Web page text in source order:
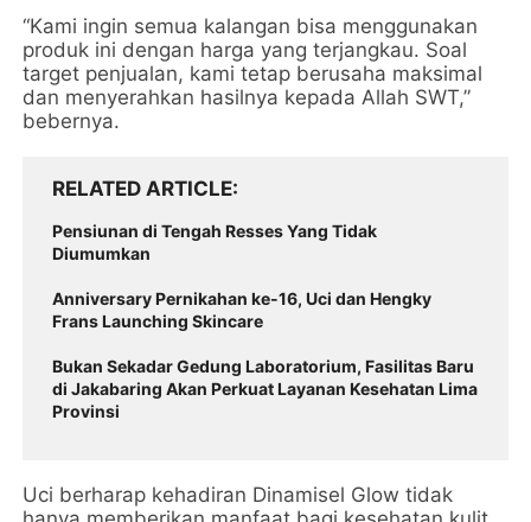
“Kami ingin semua kalangan bisa menggunakan
produk ini dengan harga yang terjangkau. Soal
target penjualan, kami tetap berusaha maksimal
dan menyerahkan hasilnya kepada Allah SWT,”
bebernya.
RELATED ARTICLE
Pensiunan di Tengah Resses Yang Tidak
Diumumkan
Anniversary Pernikahan ke-16, Uci dan Hengky
Frans Launching Skincare
Bukan Sekadar Gedung Laboratorium, Fasilitas Baru
di Jakabaring Akan Perkuat Layanan Kesehatan Lima
Provinsi
Uci berharap kehadiran Dinamisel Glow tidak